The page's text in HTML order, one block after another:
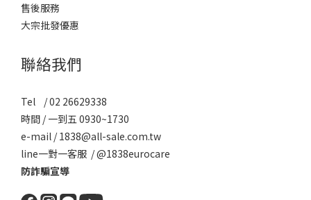
售後服務
大宗批發優惠
聯絡我們
Tel / 02 26629338
時間 / 一到五 0930~1730
e-mail / 1838@all-sale.com.tw
line一對一客服 / @1838eurocare
防詐騙宣導